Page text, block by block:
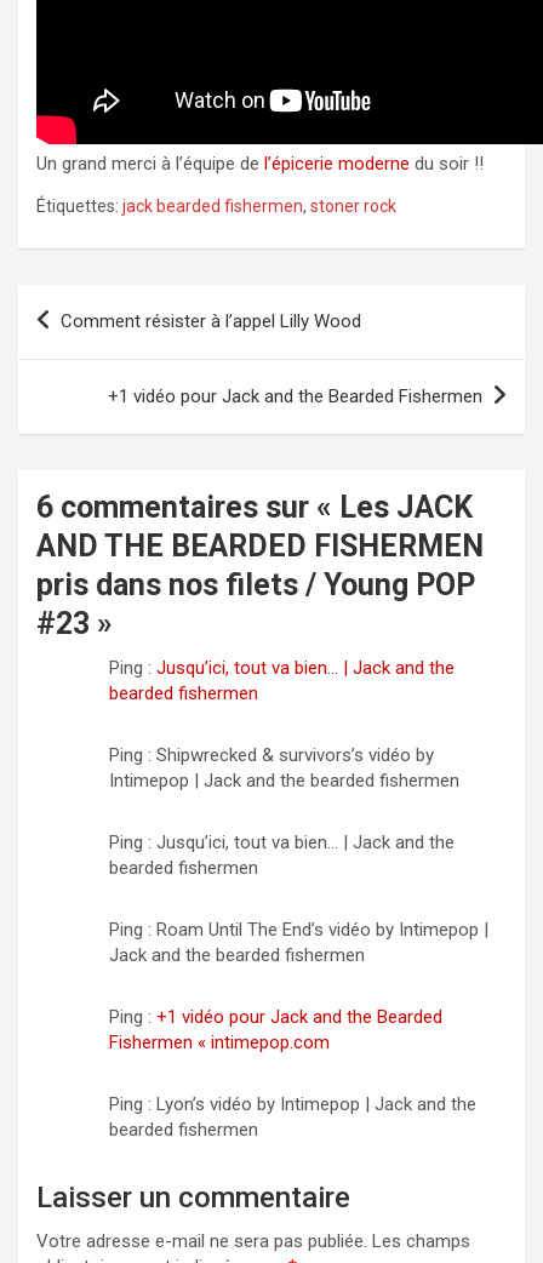
Un grand merci à l’équipe de l’épicerie moderne du soir !!
Étiquettes: jack bearded fishermen, stoner rock
Navigation
Comment résister à l’appel Lilly Wood
+1 vidéo pour Jack and the Bearded Fishermen
6 commentaires sur « Les JACK
AND THE BEARDED FISHERMEN
pris dans nos filets / Young POP
#23 »
Ping : Jusqu’ici, tout va bien… | Jack and the
bearded fishermen
Ping : Shipwrecked & survivors’s vidéo by
Intimepop | Jack and the bearded fishermen
Ping : Jusqu’ici, tout va bien… | Jack and the
bearded fishermen
Ping : Roam Until The End’s vidéo by Intimepop |
Jack and the bearded fishermen
Ping : +1 vidéo pour Jack and the Bearded
Fishermen « intimepop.com
Ping : Lyon’s vidéo by Intimepop | Jack and the
bearded fishermen
Laisser un commentaire
Votre adresse e-mail ne sera pas publiée. Les champs